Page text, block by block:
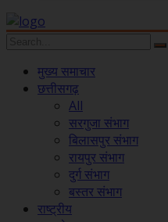
मुख्य समाचार
छत्तीसगढ़
All
सरगुजा संभाग
बिलासपुर संभाग
रायपुर संभाग
दुर्ग संभाग
बस्तर संभाग
राष्ट्रीय